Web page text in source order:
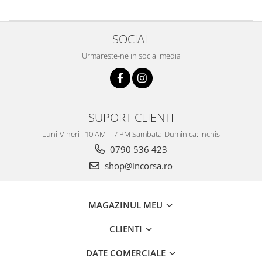
SOCIAL
Urmareste-ne in social media
SUPORT CLIENTI
Luni-Vineri : 10 AM – 7 PM Sambata-Duminica: Inchis
0790 536 423
shop@incorsa.ro
MAGAZINUL MEU
CLIENTI
DATE COMERCIALE